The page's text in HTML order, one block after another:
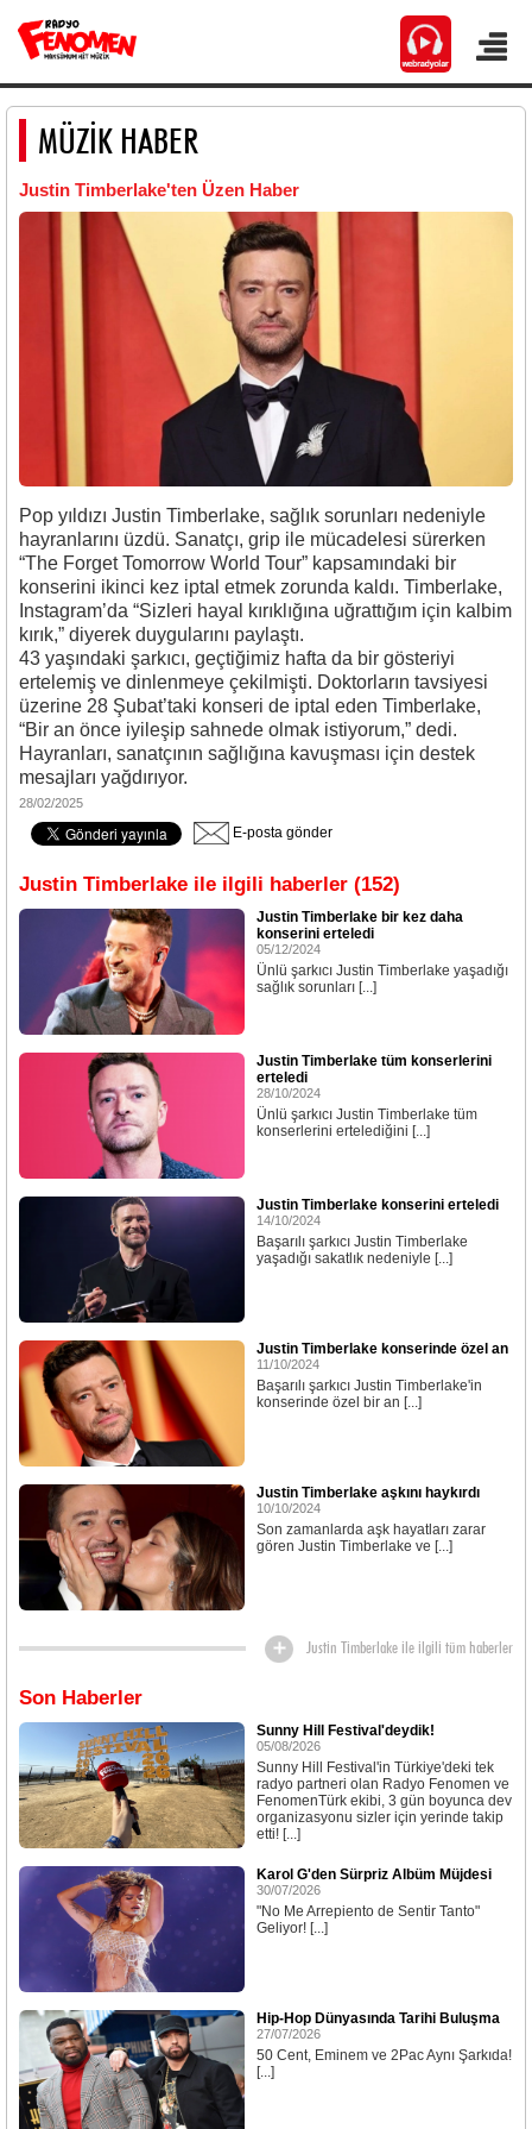
MÜZİK HABER
Justin Timberlake'ten Üzen Haber
Pop yıldızı Justin Timberlake, sağlık sorunları nedeniyle
hayranlarını üzdü. Sanatçı, grip ile mücadelesi sürerken
“The Forget Tomorrow World Tour” kapsamındaki bir
konserini ikinci kez iptal etmek zorunda kaldı. Timberlake,
Instagram’da “Sizleri hayal kırıklığına uğrattığım için kalbim
kırık,” diyerek duygularını paylaştı.
43 yaşındaki şarkıcı, geçtiğimiz hafta da bir gösteriyi
ertelemiş ve dinlenmeye çekilmişti. Doktorların tavsiyesi
üzerine 28 Şubat’taki konseri de iptal eden Timberlake,
“Bir an önce iyileşip sahnede olmak istiyorum,” dedi.
Hayranları, sanatçının sağlığına kavuşması için destek
mesajları yağdırıyor.
28/02/2025
E-posta gönder
Justin Timberlake ile ilgili haberler (152)
Justin Timberlake bir kez daha
konserini erteledi
05/12/2024
Ünlü şarkıcı Justin Timberlake yaşadığı
sağlık sorunları [...]
Justin Timberlake tüm konserlerini
erteledi
28/10/2024
Ünlü şarkıcı Justin Timberlake tüm
konserlerini ertelediğini [...]
Justin Timberlake konserini erteledi
14/10/2024
Başarılı şarkıcı Justin Timberlake
yaşadığı sakatlık nedeniyle [...]
Justin Timberlake konserinde özel an
11/10/2024
Başarılı şarkıcı Justin Timberlake'in
konserinde özel bir an [...]
Justin Timberlake aşkını haykırdı
10/10/2024
Son zamanlarda aşk hayatları zarar
gören Justin Timberlake ve [...]
Justin Timberlake ile ilgili tüm haberler
Son Haberler
Sunny Hill Festival'deydik!
05/08/2026
Sunny Hill Festival'in Türkiye'deki tek
radyo partneri olan Radyo Fenomen ve
FenomenTürk ekibi, 3 gün boyunca dev
organizasyonu sizler için yerinde takip
etti! [...]
Karol G'den Sürpriz Albüm Müjdesi
30/07/2026
"No Me Arrepiento de Sentir Tanto"
Geliyor! [...]
Hip-Hop Dünyasında Tarihi Buluşma
27/07/2026
50 Cent, Eminem ve 2Pac Aynı Şarkıda!
[...]